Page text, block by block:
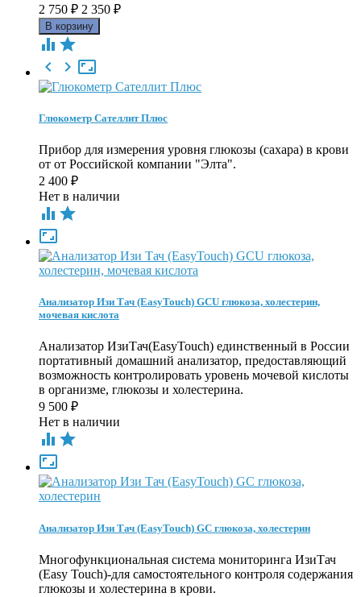
2 750 ₽ 2 350 ₽
 

 
Глюкометр Сателлит Плюс
Прибор для измерения уровня глюкозы (сахара) в крови
от от Российской компании "Элта".
2 400 ₽
Нет в наличии
 

Анализатор Изи Тач (EasyTouch) GCU глюкоза, холестерин,
мочевая кислота
Анализатор ИзиТач(EasyTouch) единственный в России
портативный домашний анализатор, предоставляющий
возможность контролировать уровень мочевой кислоты
в организме, глюкозы и холестерина.
9 500 ₽
Нет в наличии
 

Анализатор Изи Тач (EasyTouch) GC глюкоза, холестерин
Многофункциональная система мониторинга ИзиТач
(Easy Touch)-для самостоятельного контроля содержания
глюкозы и холестерина в крови.